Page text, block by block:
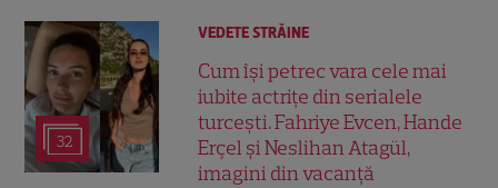
32
VEDETE STRĂINE
Cum își petrec vara cele mai
iubite actrițe din serialele
turcești. Fahriye Evcen, Hande
Erçel și Neslihan Atagül,
imagini din vacanță